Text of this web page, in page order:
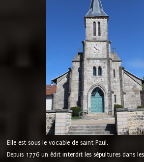
Elle est sous le vocable de saint Paul.
Depuis 1776 un édit interdit les sépultures dans